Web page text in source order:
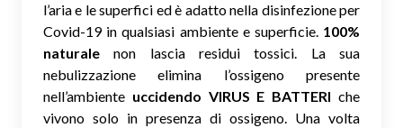
l’aria e le superfici ed è adatto nella disinfezione per
Covid-19 in qualsiasi ambiente e superficie. 100%
naturale non lascia residui tossici. La sua
nebulizzazione elimina l’ossigeno presente
nell’ambiente uccidendo VIRUS E BATTERI che
vivono solo in presenza di ossigeno. Una volta